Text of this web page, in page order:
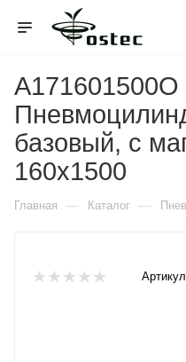
A171601500O
базовый, с
160x1500
Главная — Каталог —